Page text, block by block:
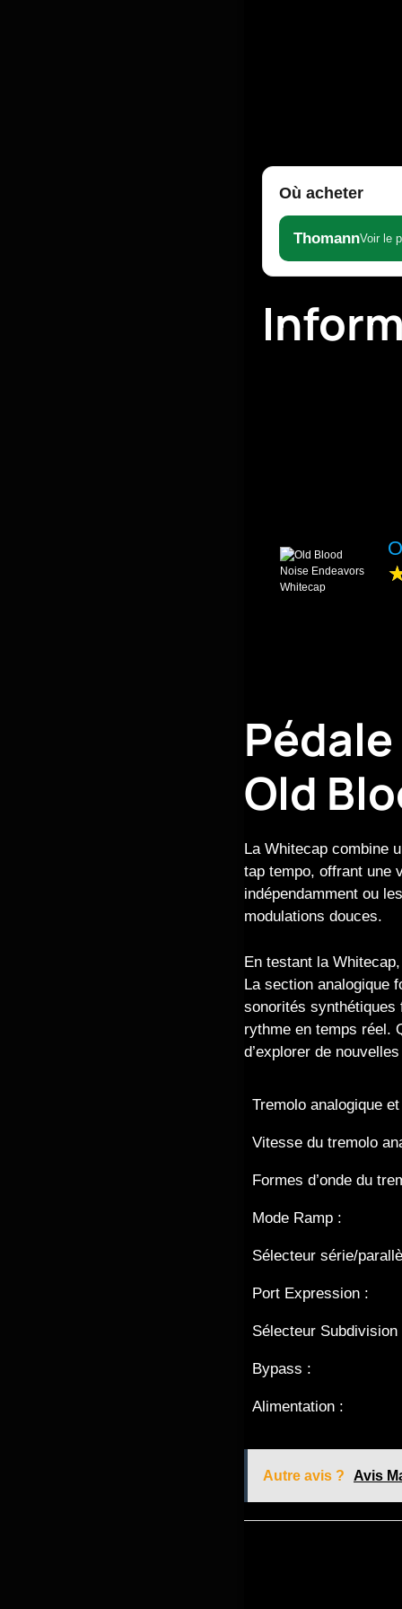
Où acheter
ThomannVoir le
Old
La Whitecap combine
tap tempo, offrant une
indépendamment ou
modulations douces.
En testant la
La section analogique
sonorités synthétiques
rythme en temps réel.
d’explorer de
Tremolo analogique
Vitesse du tremolo
Formes d’onde du
Mode Ramp :
Sélecteur série/
Port Expression :
Sélecteur Subdivision
Bypass :
Alimentation :
Autre avis ? Avis